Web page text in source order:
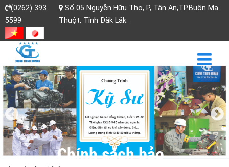
(0262) 393
5599
Số 05 Nguyễn Hữu Thọ, P, Tân An,TP.Buôn Ma
Thuột, Tỉnh Đắk Lắk.
Chính sách bảo